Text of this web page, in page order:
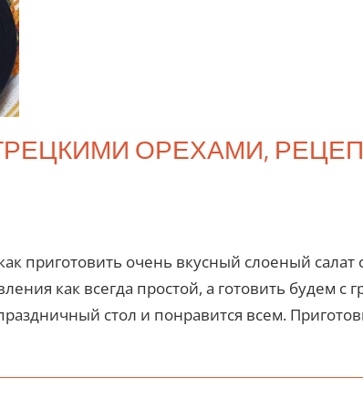
ОРЕХАМИ,
приготовить очень вкусный слоеный салат
как всегда простой, а готовить будем с
стол и понравится всем.